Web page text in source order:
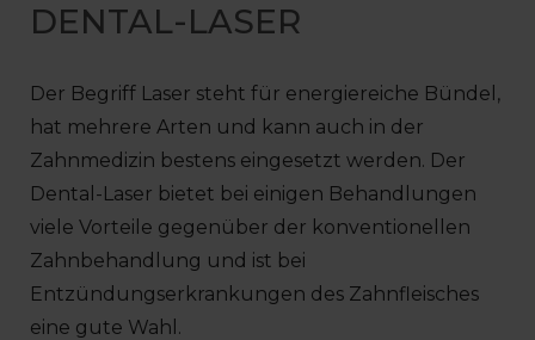
DENTAL-LASER
Der Begriff Laser steht für energiereiche Bündel,
hat mehrere Arten und kann auch in der
Zahnmedizin bestens eingesetzt werden. Der
Dental-Laser bietet bei einigen Behandlungen
viele Vorteile gegenüber der konventionellen
Zahnbehandlung und ist bei
Entzündungserkrankungen des Zahnfleisches
eine gute Wahl.